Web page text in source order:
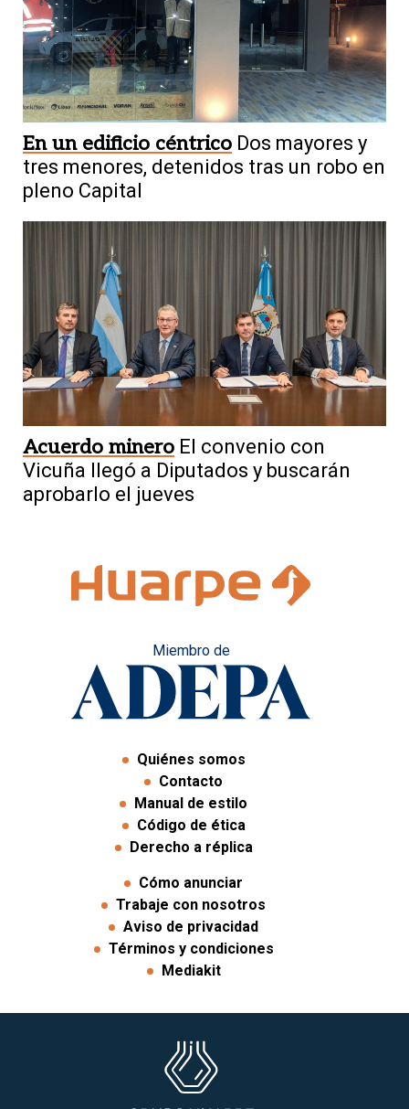
En un edificio céntrico Dos mayores y
tres menores, detenidos tras un robo en
pleno Capital
Acuerdo minero El convenio con
Vicuña llegó a Diputados y buscarán
aprobarlo el jueves
Miembro de
Quiénes somos
Contacto
Manual de estilo
Código de ética
Derecho a réplica
Cómo anunciar
Trabaje con nosotros
Aviso de privacidad
Términos y condiciones
Mediakit